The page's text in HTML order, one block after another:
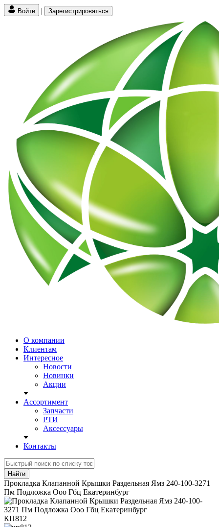
Войти | Зарегистрироваться
О компании
Клиентам
Интересное
Новости
Новинки
Акции
Ассортимент
Запчасти
РТИ
Аксессуары
Контакты
Найти
Прокладка Клапанной Крышки Раздельная Ямз 240-100-3271
Пм Подложка Ооо Гбц Екатеринбург
КП812